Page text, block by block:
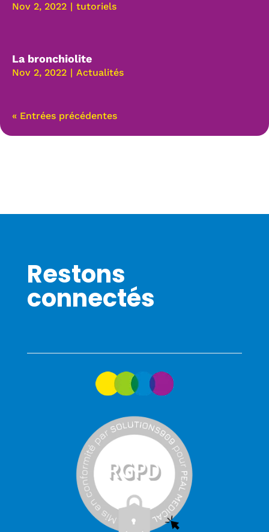
Nov 2, 2022 | tutoriels
La bronchiolite
Nov 2, 2022 | Actualités
« Entrées précédentes
Restons
connectés